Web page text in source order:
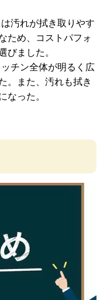
汚れが拭き取りやす
ため、コストパフォ
びました。
チン全体が明るく広
。また、汚れも拭き
なった。